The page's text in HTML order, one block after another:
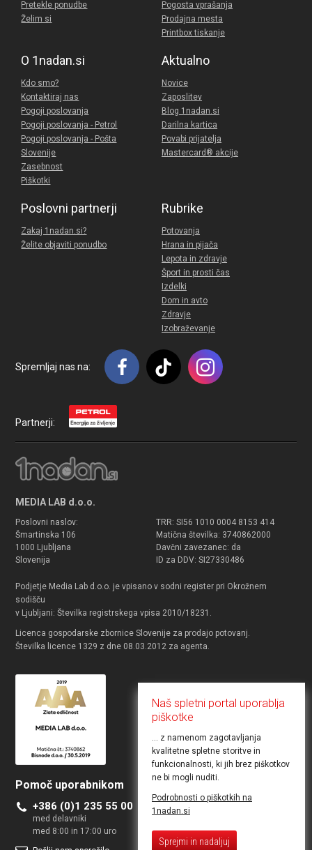
Pretekle ponudbe
Želim si
Pogosta vprašanja
Prodajna mesta
Printbox tiskanje
O 1nadan.si
Kdo smo?
Kontaktiraj nas
Pogoji poslovanja
Pogoji poslovanja - Petrol
Pogoji poslovanja - Pošta
Slovenije
Zasebnost
Piškotki
Aktualno
Novice
Zaposlitev
Blog 1nadan.si
Darilna kartica
Povabi prijatelja
Mastercard® akcije
Poslovni partnerji
Zakaj 1nadan.si?
Želite objaviti ponudbo
Rubrike
Potovanja
Hrana in pijača
Lepota in zdravje
Šport in prosti čas
Izdelki
Dom in avto
Zdravje
Izobraževanje
Spremljaj nas na:
Partnerji:
MEDIA LAB d.o.o.
Poslovni naslov:
Šmartinska 106
1000 Ljubljana
Slovenija
TRR: SI56 1010 0004 8153 414
Matična številka: 3740862000
Davčni zavezanec: da
ID za DDV: SI27330486
Podjetje Media Lab d.o.o. je vpisano v sodni register pri Okrožnem
sodišču
v Ljubljani: Številka registrskega vpisa 2010/18231.
Licenca gospodarske zbornice Slovenije za prodajo potovanj.
Številka licence 1329 z dne 08.03.2012 za agenta.
Pomoč uporabnikom
+386 (0)1 235 55 00
med delavniki
med 8:00 in 17:00 uro
Želite objaviti ponudbo
Kontakt za poslovne uporabnike
Naš spletni portal uporablja
piškotke
... z namenom zagotavljanja
kvalitetne spletne storitve in
funkcionalnosti, ki jih brez piškotkov
ne bi mogli nuditi.
Podrobnosti o piškotkih na
1nadan.si
Sprejmi in nadaljuj